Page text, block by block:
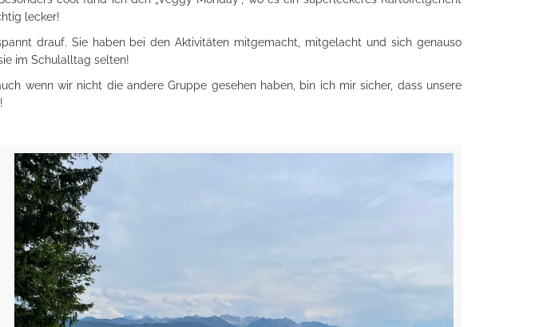
lecker!
drauf. Sie haben bei den Aktivitäten mitgemacht, mitgelacht und sich genauso
im Schulalltag selten!
wenn wir nicht die andere Gruppe gesehen haben, bin ich mir sicher, dass unsere